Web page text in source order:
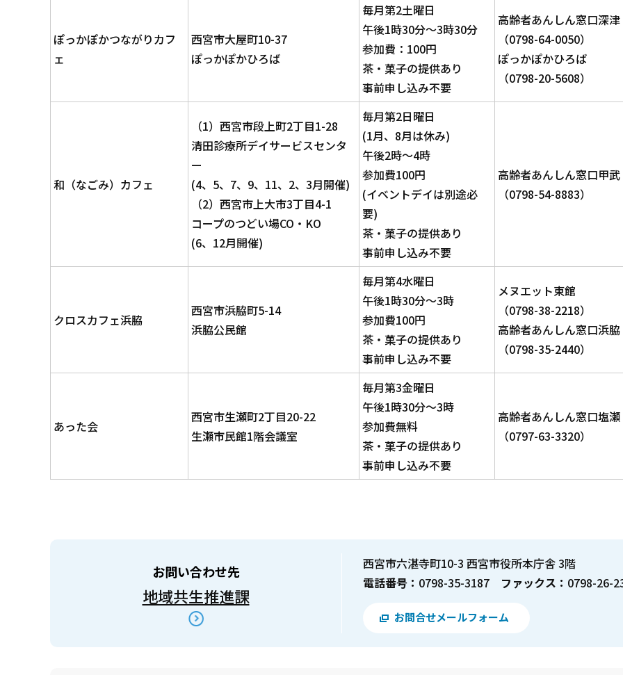
ぽっかぽかつながりカフ
ェ
西宮市大屋町10-37
ぽっかぽかひろば
毎月第2土曜日
午後1時30分～3時30分
参加費：100円
茶・菓子の提供あり
事前申し込み不要
高齢者あんしん窓口深津
（0798-64-0050）
ぽっかぽかひろば
（0798-20-5608）
和（なごみ）カフェ
（1）西宮市段上町2丁目1-28
清田診療所デイサービスセンタ
ー
(4、5、7、9、11、2、3月開催)
（2）西宮市上大市3丁目4-1
コープのつどい場CO・KO
(6、12月開催)
毎月第2日曜日
(1月、8月は休み)
午後2時～4時
参加費100円
(イベントデイは別途必
要)
茶・菓子の提供あり
事前申し込み不要
高齢者あんしん窓口甲武
（0798-54-8883）
クロスカフェ浜脇
西宮市浜脇町5-14
浜脇公民館
毎月第4水曜日
午後1時30分～3時
参加費100円
茶・菓子の提供あり
事前申し込み不要
メヌエット東館
（0798-38-2218）
高齢者あんしん窓口浜脇
（0798-35-2440）
あった会
西宮市生瀬町2丁目20-22
生瀬市民館1階会議室
毎月第3金曜日
午後1時30分～3時
参加費無料
茶・菓子の提供あり
事前申し込み不要
高齢者あんしん窓口塩瀬
（0797-63-3320）
お問い合わせ先
地域共生推進課
西宮市六湛寺町10-3 西宮市役所本庁舎 3階
電話番号： 0798-35-3187 ファックス： 0798-26-
お問合せメールフォーム